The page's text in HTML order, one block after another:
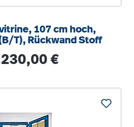
107 cm hoch,
T), Rückwand Stoff
Preis:€